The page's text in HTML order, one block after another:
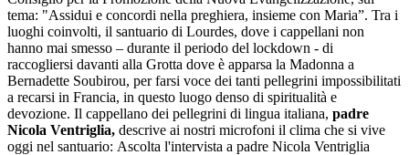
tema: "Assidui e concordi nella preghiera, insieme con Maria”. Tra i
luoghi coinvolti, il santuario di Lourdes, dove i cappellani non
hanno mai smesso – durante il periodo del lockdown - di
raccogliersi davanti alla Grotta dove è apparsa la Madonna a
Bernadette Soubirou, per farsi voce dei tanti pellegrini impossibilitati
a recarsi in Francia, in questo luogo denso di spiritualità e
devozione. Il cappellano dei pellegrini di lingua italiana, padre
Nicola Ventriglia, descrive ai nostri microfoni il clima che si vive
oggi nel santuario: Ascolta l'intervista a padre Nicola Ventriglia